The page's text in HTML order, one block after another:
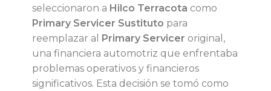
o
a
seleccionaron a Hilco Terracota como
Primary Servicer Sustituto para
reemplazar al Primary Servicer original,
una financiera automotriz que enfrentaba
problemas operativos y financieros
significativos. Esta decisión se tomó como